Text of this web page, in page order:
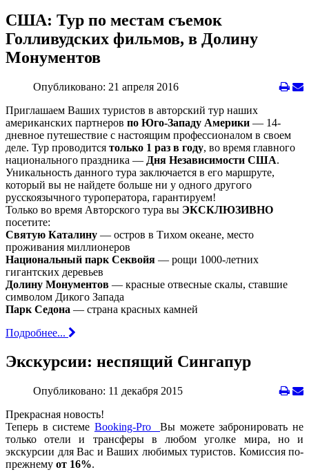
США: Тур по местам съемок
Голливудских фильмов, в Долину
Монументов
Опубликовано: 21 апреля 2016
Приглашаем Ваших туристов в авторский тур наших
американских партнеров по Юго-Западу Америки — 14-
дневное путешествие с настоящим профессионалом в своем
деле. Тур проводится только 1 раз в году, во время главного
национального праздника — Дня Независимости США.
Уникальность данного тура заключается в его маршруте,
который вы не найдете больше ни у одного другого
русскоязычного туроператора, гарантируем!
Только во время Авторского тура вы ЭКСКЛЮЗИВНО
посетите:
Святую Каталину — остров в Тихом океане, место
проживания миллионеров
Национальный парк Секвойя — рощи 1000-летних
гигантских деревьев
Долину Монументов — красные отвесные скалы, ставшие
символом Дикого Запада
Парк Седона — страна красных камней
Подробнее...
Экскурсии: неспящий Сингапур
Опубликовано: 11 декабря 2015
Прекрасная новость!
Теперь в системе Booking-ProВы можете забронировать не
только отели и трансферы в любом уголке мира, но и
экскурсии для Вас и Ваших любимых туристов. Комиссия по-
прежнему от 16%.